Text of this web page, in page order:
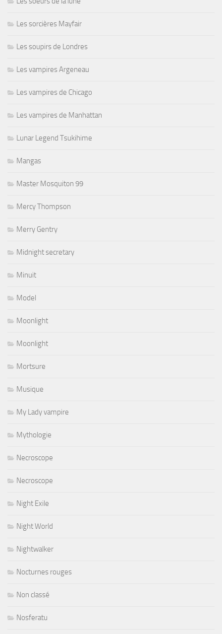
Les sorcières Mayfair
Les soupirs de Londres
Les vampires Argeneau
Les vampires de Chicago
Les vampires de Manhattan
Lunar Legend Tsukihime
Mangas
Master Mosquiton 99
Mercy Thompson
Merry Gentry
Midnight secretary
Minuit
Model
Moonlight
Moonlight
Mortsure
Musique
My Lady vampire
Mythologie
Necroscope
Necroscope
Night Exile
Night World
Nightwalker
Nocturnes rouges
Non classé
Nosferatu